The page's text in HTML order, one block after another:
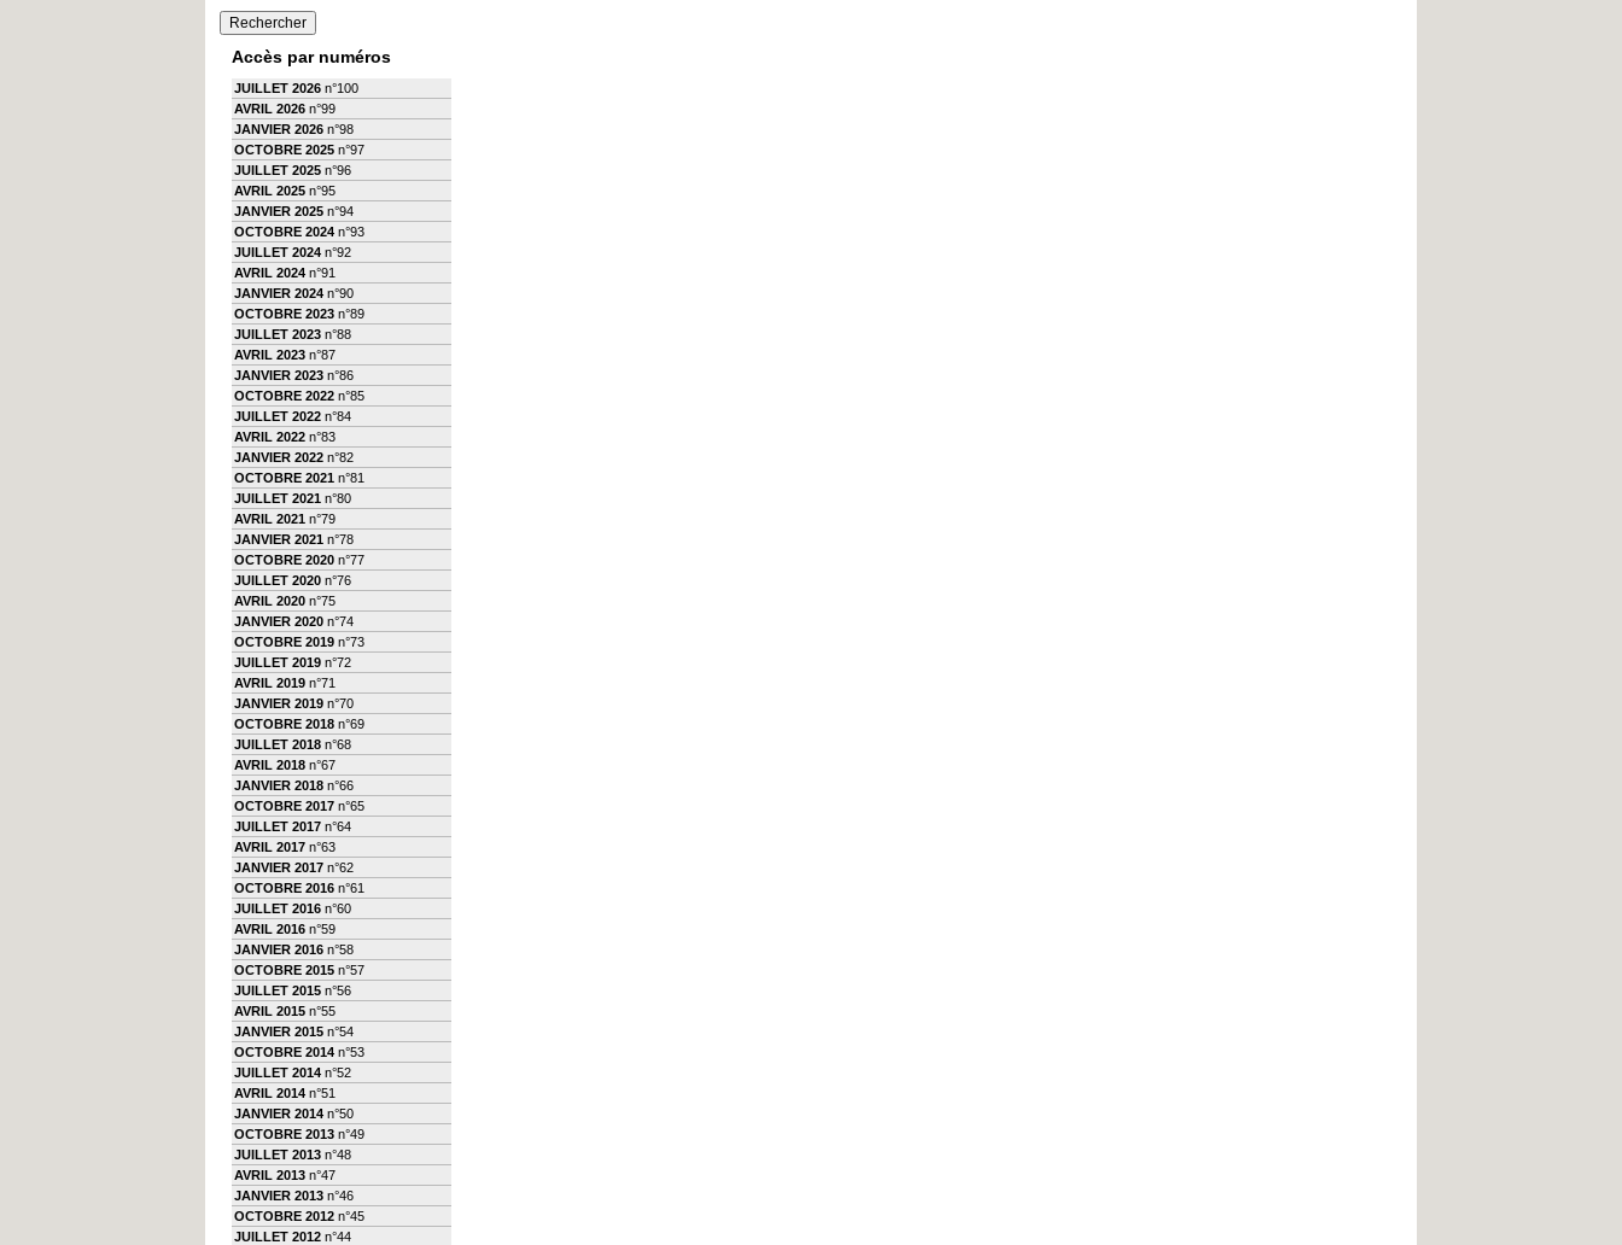
Accès par numéros
JUILLET 2026 n°100
AVRIL 2026 n°99
JANVIER 2026 n°98
OCTOBRE 2025 n°97
JUILLET 2025 n°96
AVRIL 2025 n°95
JANVIER 2025 n°94
OCTOBRE 2024 n°93
JUILLET 2024 n°92
AVRIL 2024 n°91
JANVIER 2024 n°90
OCTOBRE 2023 n°89
JUILLET 2023 n°88
AVRIL 2023 n°87
JANVIER 2023 n°86
OCTOBRE 2022 n°85
JUILLET 2022 n°84
AVRIL 2022 n°83
JANVIER 2022 n°82
OCTOBRE 2021 n°81
JUILLET 2021 n°80
AVRIL 2021 n°79
JANVIER 2021 n°78
OCTOBRE 2020 n°77
JUILLET 2020 n°76
AVRIL 2020 n°75
JANVIER 2020 n°74
OCTOBRE 2019 n°73
JUILLET 2019 n°72
AVRIL 2019 n°71
JANVIER 2019 n°70
OCTOBRE 2018 n°69
JUILLET 2018 n°68
AVRIL 2018 n°67
JANVIER 2018 n°66
OCTOBRE 2017 n°65
JUILLET 2017 n°64
AVRIL 2017 n°63
JANVIER 2017 n°62
OCTOBRE 2016 n°61
JUILLET 2016 n°60
AVRIL 2016 n°59
JANVIER 2016 n°58
OCTOBRE 2015 n°57
JUILLET 2015 n°56
AVRIL 2015 n°55
JANVIER 2015 n°54
OCTOBRE 2014 n°53
JUILLET 2014 n°52
AVRIL 2014 n°51
JANVIER 2014 n°50
OCTOBRE 2013 n°49
JUILLET 2013 n°48
AVRIL 2013 n°47
JANVIER 2013 n°46
OCTOBRE 2012 n°45
JUILLET 2012 n°44